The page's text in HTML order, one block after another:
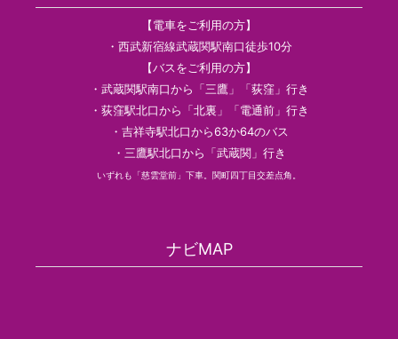
【電車をご利用の方】
・西武新宿線武蔵関駅南口徒歩10分
【バスをご利用の方】
・武蔵関駅南口から「三鷹」「荻窪」行き
・荻窪駅北口から「北裏」「電通前」行き
・吉祥寺駅北口から63か64のバス
・三鷹駅北口から「武蔵関」行き
いずれも「慈雲堂前」下車。関町四丁目交差点角。
ナビMAP